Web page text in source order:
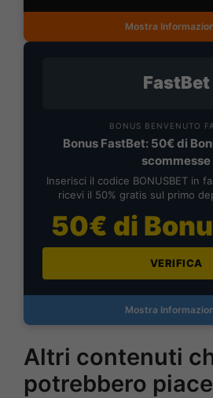
Mostra
FastBet
BONUS BENVENUTO
Bonus FastBet: 50€ di
scommesse
Inserisci il codice BONUSBET in
ricevi il 50% gratis sul primo
50€ di
VERIFICA
Mostra
Altri contenuti
potrebbero